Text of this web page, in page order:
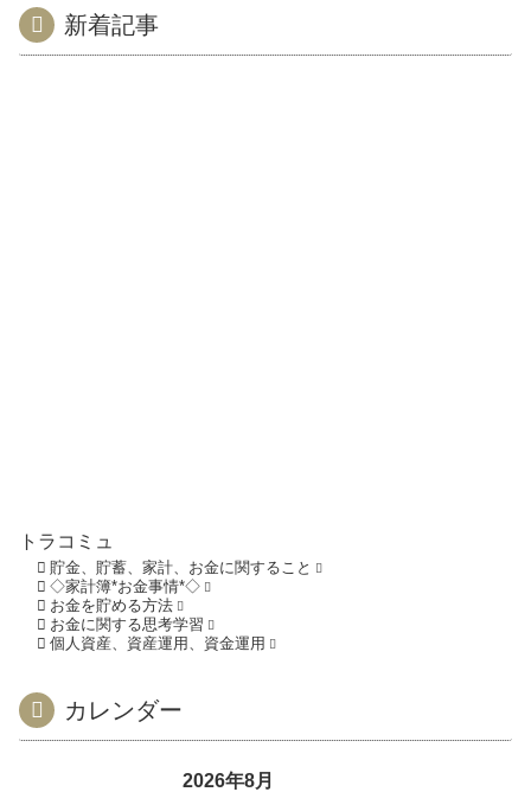
新着記事
トラコミュ
貯金、貯蓄、家計、お金に関すること
◇家計簿*お金事情*◇
お金を貯める方法
お金に関する思考学習
個人資産、資産運用、資金運用
カレンダー
2026年8月